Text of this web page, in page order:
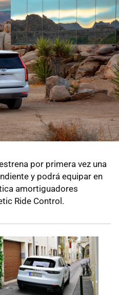
por primera vez una
y podrá equipar en
amortiguadores
Ride Control.